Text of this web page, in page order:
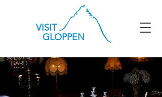
VISIT
GLOPPEN